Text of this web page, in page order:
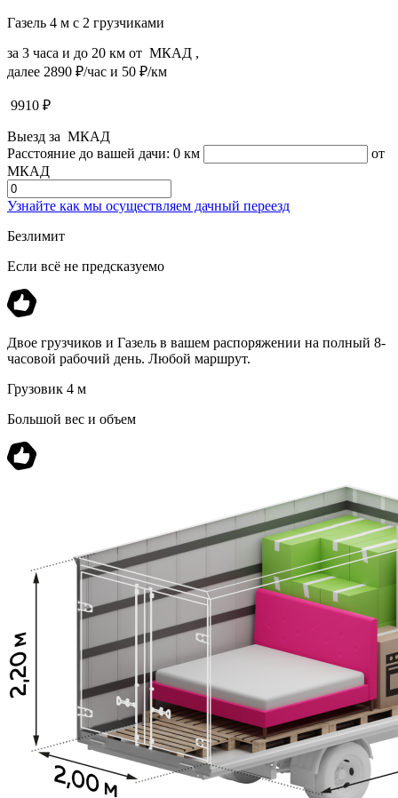
Газель 4 м с 2 грузчиками
за 3 часа и до 20 км от МКАД ,
далее 2890 ₽/час и 50 ₽/км
9910 ₽
Выезд за МКАД
Расстояние до вашей дачи: 0 км
от
МКАД
Узнайте как мы осуществляем дачный переезд
Безлимит
Если всё не предсказуемо
Двое грузчиков и Газель в вашем распоряжении на полный 8-
часовой рабочий день. Любой маршрут.
Грузовик 4 м
Большой вес и объем